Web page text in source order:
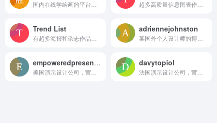
Trend List adriennejohnston
empoweredpresentations davytopiol